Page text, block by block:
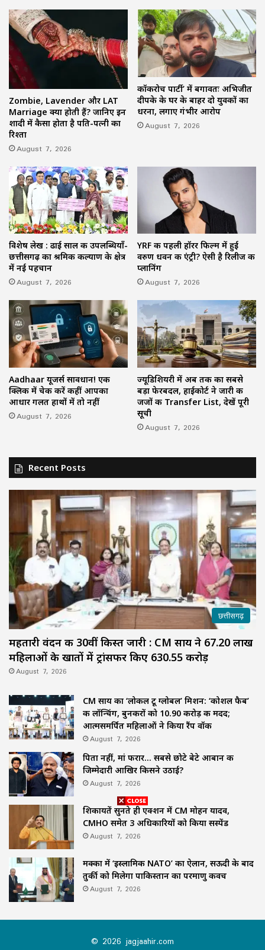
Zombie, Lavender और LAT
Marriage क्या होती हैं? जानिए इन
शादी में कैसा होता है पति-पत्नी का
रिश्ता
August 7, 2026
कॉकरोच पार्टी’ में बगावतः अभिजीत
दीपके के घर के बाहर दो युवकों का
धरना, लगाए गंभीर आरोप
August 7, 2026
विशेष लेख : ढाई साल की उपलब्धियाँ-
छत्तीसगढ़ का श्रमिक कल्याण के क्षेत्र
में नई पहचान
August 7, 2026
YRF की पहली हॉरर फिल्म में हुई
वरुण धवन की एंट्री? ऐसी है रिलीज की
प्लानिंग
August 7, 2026
Aadhaar यूजर्स सावधान! एक
क्लिक में चेक करें कहीं आपका
आधार गलत हाथों में तो नहीं
August 7, 2026
ज्यूडिशियरी में अब तक का सबसे
बड़ा फेरबदल, हाईकोर्ट ने जारी की
जजों की Transfer List, देखें पूरी
सूची
August 7, 2026
Recent Posts
छत्तीसगढ़
महतारी वंदन की 30वीं किस्त जारी : CM साय ने 67.20 लाख
महिलाओं के खातों में ट्रांसफर किए ₹630.55 करोड़
August 7, 2026
CM साय का ‘लोकल टू ग्लोबल’ मिशन: ‘कोशल फैब’
की लॉन्चिंग, बुनकरों को 10.90 करोड़ की मदद;
आत्मसमर्पित महिलाओं ने किया रैंप वॉक
August 7, 2026
पिता नहीं, मां फरार… सबसे छोटे बेटे आबान की
जिम्मेदारी आखिर किसने उठाई?
August 7, 2026
शिकायतें सुनते ही एक्शन में CM मोहन यादव,
CMHO समेत 3 अधिकारियों को किया सस्पेंड
August 7, 2026
मक्का में ‘इस्लामिक NATO’ का ऐलान, सऊदी के बाद
तुर्की को मिलेगा पाकिस्तान का परमाणु कवच
August 7, 2026
© 2026 jagjaahir.com